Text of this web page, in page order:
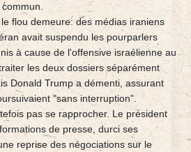
flou demeure: des médias iraniens
avait suspendu les pourparlers
à cause de l'offensive israélienne au
les deux dossiers séparément
Donald Trump a démenti, assurant
"sans interruption".
pas se rapprocher. Le président
de presse, durci ses
reprise des négociations sur le